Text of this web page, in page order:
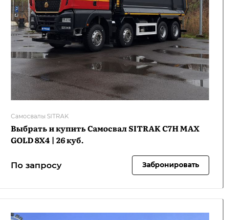
Самосвалы SITRAK
Выбрать и купить Самосвал SITRAK C7H MAX
GOLD 8Х4 | 26 куб.
По запросу Забронировать